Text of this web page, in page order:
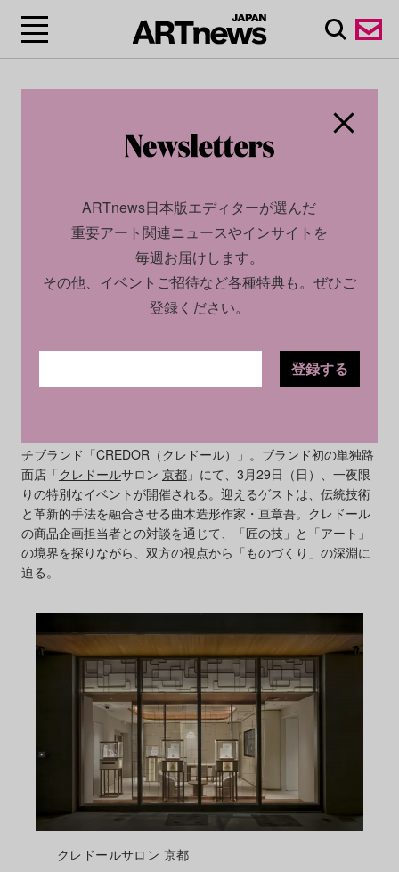
ルが一夜限りのイベントを開催。曲
木造形作家の亘 章吾とクレドールの
商品企画者が「匠の技術」と「アー
ト」の境界を語る
TEXT BY ARTNEWS JAPAN
チブランド「CREDOR（クレドール）」。ブランド初の単独路
面店「クレドールサロン 京都」にて、3月29日（日）、一夜限
りの特別なイベントが開催される。迎えるゲストは、伝統技術
と革新的手法を融合させる曲木造形作家・亘章吾。クレドール
の商品企画担当者との対談を通じて、「匠の技」と「アート」
の境界を探りながら、双方の視点から「ものづくり」の深淵に
迫る。
クレドールサロン 京都
ARTnews日本版エディターが選んだ
重要アート関連ニュースやインサイトを
毎週お届けします。
その他、イベントご招待など各種特典も。ぜひご
登録ください。
登録する